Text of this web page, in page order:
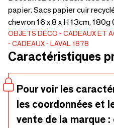
papier. Sacs papier cuir
chevron 16 x 8 x H 13cm,
OBJETS DÉCO
CADEAUX ET
CADEAUX
LAVAL 1878
Caractéristiques
Pour voir les
les coordonnées et
vente de la marque :